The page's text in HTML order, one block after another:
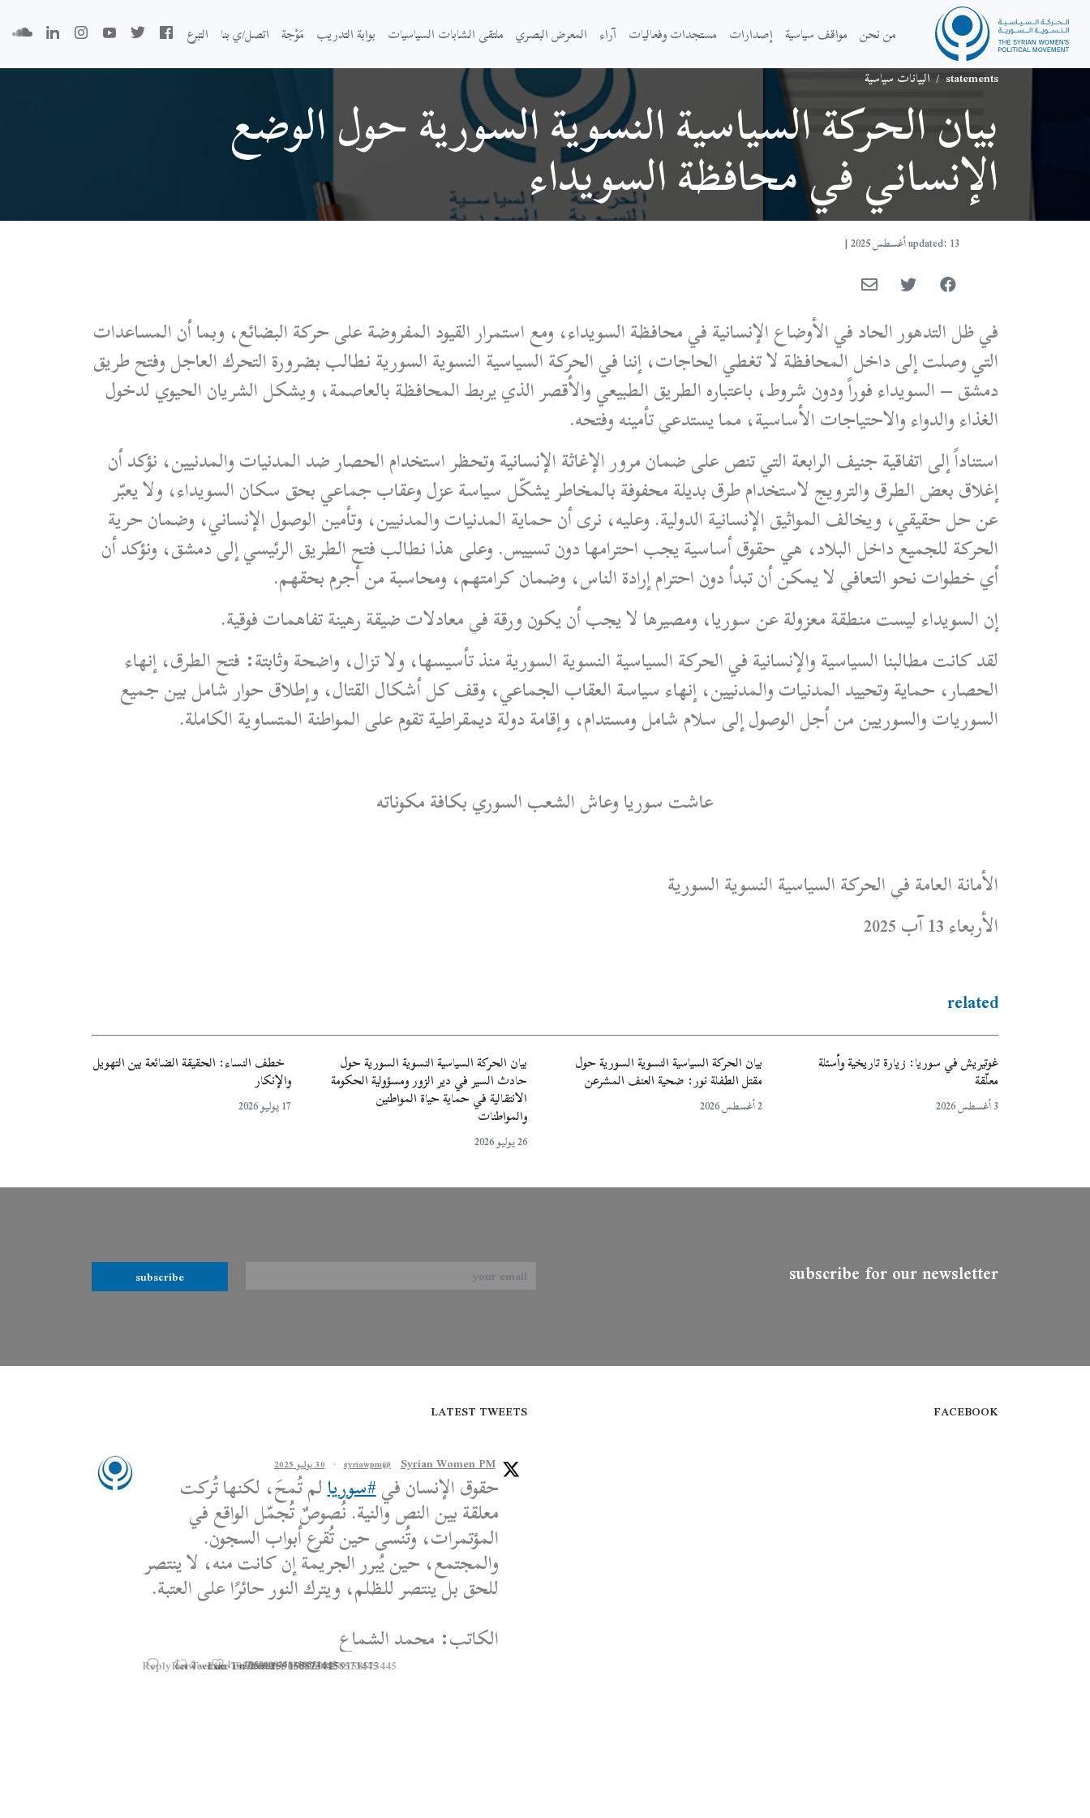
من نحن مواقف سياسية إصدارات مستجدات وفعاليات آراء المعرض البصري ملتقى الشابات السياسيات بوابة التدريب مَوْجة اتصل/ي بنا التبرع
statements
/ البيانات سياسية
بيان الحركة السياسية النسوية السورية حول الوضع
الإنساني في محافظة السويداء
updated: 13 أغسطس 2025 |
في ظل التدهور الحاد في الأوضاع الإنسانية في محافظة السويداء، ومع استمرار القيود المفروضة على حركة البضائع، وبما أن المساعدات
التي وصلت إلى داخل المحافظة لا تغطي الحاجات، إننا في الحركة السياسية النسوية السورية نطالب بضرورة التحرك العاجل وفتح طريق
دمشق – السويداء فوراً ودون شروط، باعتباره الطريق الطبيعي والأقصر الذي يربط المحافظة بالعاصمة، ويشكل الشريان الحيوي لدخول
الغذاء والدواء والاحتياجات الأساسية، مما يستدعي تأمينه وفتحه.
استناداً إلى اتفاقية جنيف الرابعة التي تنص على ضمان مرور الإغاثة الإنسانية وتحظر استخدام الحصار ضد المدنيات والمدنيين، نؤكد أن
إغلاق بعض الطرق والترويج لاستخدام طرق بديلة محفوفة بالمخاطر يشكّل سياسة عزل وعقاب جماعي بحق سكان السويداء، ولا يعبّر
عن حل حقيقي، ويخالف المواثيق الإنسانية الدولية. وعليه، نرى أن حماية المدنيات والمدنيين، وتأمين الوصول الإنساني، وضمان حرية
الحركة للجميع داخل البلاد، هي حقوق أساسية يجب احترامها دون تسييس. وعلى هذا نطالب فتح الطريق الرئيسي إلى دمشق، ونؤكد أن
أي خطوات نحو التعافي لا يمكن أن تبدأ دون احترام إرادة الناس، وضمان كرامتهم، ومحاسبة من أجرم بحقهم.
إن السويداء ليست منطقة معزولة عن سوريا، ومصيرها لا يجب أن يكون ورقة في معادلات ضيقة رهينة تفاهمات فوقية.
لقد كانت مطالبنا السياسية والإنسانية في الحركة السياسية النسوية السورية منذ تأسيسها، ولا تزال، واضحة وثابتة: فتح الطرق، إنهاء
الحصار، حماية وتحييد المدنيات والمدنيين، إنهاء سياسة العقاب الجماعي، وقف كل أشكال القتال، وإطلاق حوار شامل بين جميع
السوريات والسوريين من أجل الوصول إلى سلام شامل ومستدام، وإقامة دولة ديمقراطية تقوم على المواطنة المتساوية الكاملة.
عاشت سوريا وعاش الشعب السوري بكافة مكوناته
الأمانة العامة في الحركة السياسية النسوية السورية
الأربعاء 13 آب 2025
related
غوتيريش في سوريا: زيارة تاريخية وأسئلة
معلّقة
3 أغسطس 2026
بيان الحركة السياسية النسوية السورية حول
مقتل الطفلة نور: ضحية العنف المشرعن
2 أغسطس 2026
بيان الحركة السياسية النسوية السورية حول
حادث السير في دير الزور ومسؤولية الحكومة
الانتقالية في حماية حياة المواطنين
والمواطنات
26 يوليو 2026
خطف النساء: الحقيقة الضائعة بين التهويل
والإنكار
17 يوليو 2026
subscribe for our newsletter
subscribe
FACEBOOK
LATEST TWEETS
Syrian Women PM
@syriawpm
· 30 يوليو 2025
حقوق الإنسان في#سوريالم تُمحَ، لكنها تُركت
معلقة بين النص والنية. نُصوصٌ تُجمّل الواقع في
المؤتمرات، وتُنسى حين تُقرع أبواب السجون.
والمجتمع، حين يُبرر الجريمة إن كانت منه، لا ينتصر
للحق بل ينتصر للظلم، ويترك النور حائرًا على العتبة.
الكاتب: محمد الشماع
Reply on Twitter 1950608259158573445
Retweet on Twitter 1950608259158573445
2 Like on Twitter 1950608259158573445
1 Twitter
1950608259158573445